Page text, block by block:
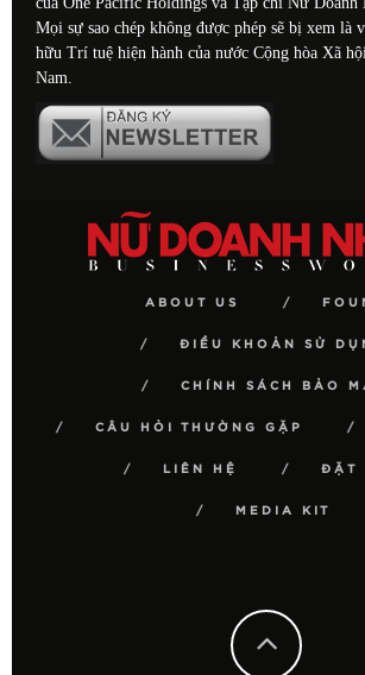
Mọi sự sao chép không được phép sẽ bị xem là
hữu Trí tuệ hiện hành của nước Cộng hòa Xã
Nam.
ABOUT US
ĐIỀU KHOẢN SỬ
CHÍNH SÁCH BẢO
CÂU HỎI THƯỜNG GẶP
LIÊN HỆ ĐẶT
MEDIA KIT